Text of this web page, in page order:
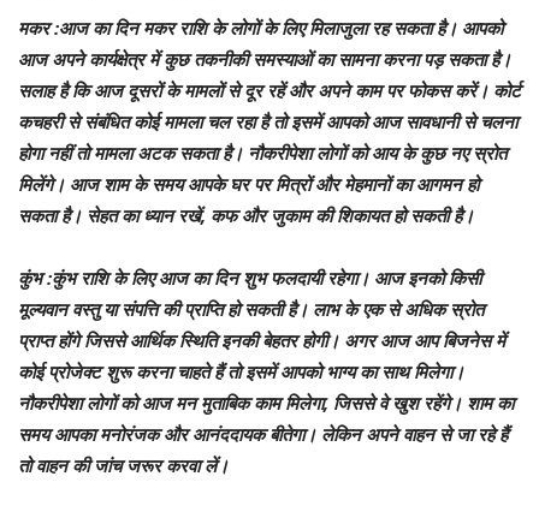
मकर:आज का दिन मकर राशि के लोगों के लिए मिलाजुला रह सकता है। आपको
आज अपने कार्यक्षेत्र में कुछ तकनीकी समस्याओं का सामना करना पड़ सकता है।
सलाह है कि आज दूसरों के मामलों से दूर रहें और अपने काम पर फोकस करें। कोर्ट
कचहरी से संबंधित कोई मामला चल रहा है तो इसमें आपको आज सावधानी से चलना
होगा नहीं तो मामला अटक सकता है। नौकरीपेशा लोगों को आय के कुछ नए स्रोत
मिलेंगे। आज शाम के समय आपके घर पर मित्रों और मेहमानों का आगमन हो
सकता है। सेहत का ध्यान रखें, कफ और जुकाम की शिकायत हो सकती है।
कुंभ:कुंभ राशि के लिए आज का दिन शुभ फलदायी रहेगा। आज इनको किसी
मूल्यवान वस्तु या संपत्ति की प्राप्ति हो सकती है। लाभ के एक से अधिक स्रोत
प्राप्त होंगे जिससे आर्थिक स्थिति इनकी बेहतर होगी। अगर आज आप बिजनेस में
कोई प्रोजेक्ट शुरू करना चाहते हैं तो इसमें आपको भाग्य का साथ मिलेगा।
नौकरीपेशा लोगों को आज मन मुताबिक काम मिलेगा, जिससे वे खुश रहेंगे। शाम का
समय आपका मनोरंजक और आनंददायक बीतेगा। लेकिन अपने वाहन से जा रहे हैं
तो वाहन की जांच जरूर करवा लें।